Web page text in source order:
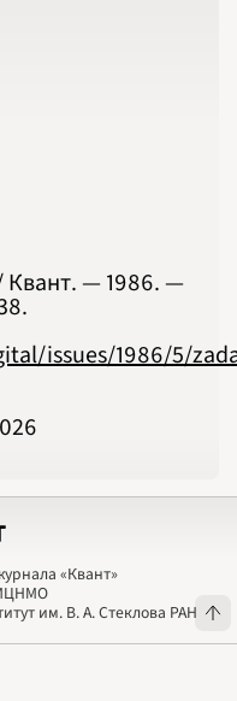
«Квант»
им. В. А. Стеклова РАН
Квант. — 1986. —
issues/1986/5/
«Квант»
им. В. А. Стеклова РАН